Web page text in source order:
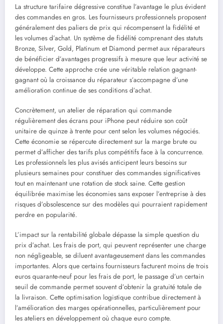
La structure tarifaire dégressive constitue l’avantage le plus évident
des commandes en gros. Les fournisseurs professionnels proposent
généralement des paliers de prix qui récompensent la fidélité et
les volumes d’achat. Un système de fidélité comprenant des statuts
Bronze, Silver, Gold, Platinum et Diamond permet aux réparateurs
de bénéficier d’avantages progressifs à mesure que leur activité se
développe. Cette approche crée une véritable relation gagnant-
gagnant où la croissance du réparateur s’accompagne d’une
amélioration continue de ses conditions d’achat.
Concrètement, un atelier de réparation qui commande
régulièrement des écrans pour iPhone peut réduire son coût
unitaire de quinze à trente pour cent selon les volumes négociés.
Cette économie se répercute directement sur la marge brute ou
permet d’afficher des tarifs plus compétitifs face à la concurrence.
Les professionnels les plus avisés anticipent leurs besoins sur
plusieurs semaines pour constituer des commandes significatives
tout en maintenant une rotation de stock saine. Cette gestion
équilibrée maximise les économies sans exposer l’entreprise à des
risques d’obsolescence sur des modèles qui pourraient rapidement
perdre en popularité.
L’impact sur la rentabilité globale dépasse la simple question du
prix d’achat. Les frais de port, qui peuvent représenter une charge
non négligeable, se diluent avantageusement dans les commandes
importantes. Alors que certains fournisseurs facturent moins de trois
euros quarante-neuf pour les frais de port, le passage d’un certain
seuil de commande permet souvent d’obtenir la gratuité totale de
la livraison. Cette optimisation logistique contribue directement à
l’amélioration des marges opérationnelles, particulièrement pour
les ateliers en développement où chaque euro compte.